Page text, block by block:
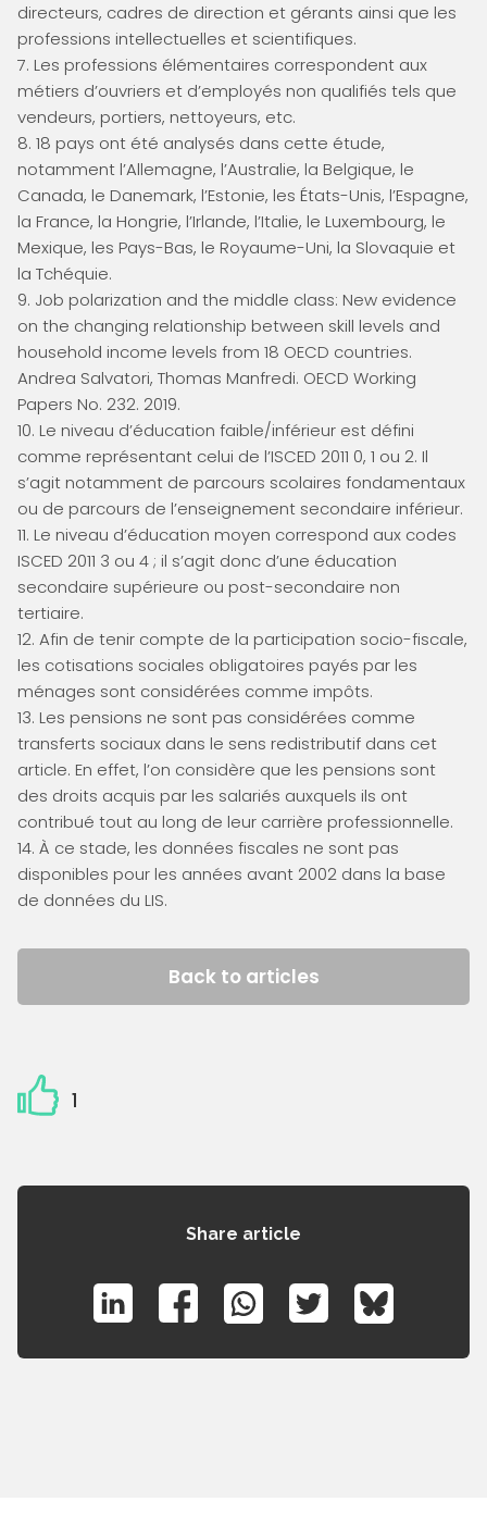
directeurs, cadres de direction et gérants ainsi que les
professions intellectuelles et scientifiques.
7. Les professions élémentaires correspondent aux
métiers d’ouvriers et d’employés non qualifiés tels que
vendeurs, portiers, nettoyeurs, etc.
8. 18 pays ont été analysés dans cette étude,
notamment l’Allemagne, l’Australie, la Belgique, le
Canada, le Danemark, l’Estonie, les États-Unis, l’Espagne,
la France, la Hongrie, l’Irlande, l’Italie, le Luxembourg, le
Mexique, les Pays-Bas, le Royaume-Uni, la Slovaquie et
la Tchéquie.
9. Job polarization and the middle class: New evidence
on the changing relationship between skill levels and
household income levels from 18 OECD countries.
Andrea Salvatori, Thomas Manfredi. OECD Working
Papers No. 232. 2019.
10. Le niveau d’éducation faible/inférieur est défini
comme représentant celui de l’ISCED 2011 0, 1 ou 2. Il
s’agit notamment de parcours scolaires fondamentaux
ou de parcours de l’enseignement secondaire inférieur.
11. Le niveau d’éducation moyen correspond aux codes
ISCED 2011 3 ou 4 ; il s’agit donc d’une éducation
secondaire supérieure ou post-secondaire non
tertiaire.
12. Afin de tenir compte de la participation socio-fiscale,
les cotisations sociales obligatoires payés par les
ménages sont considérées comme impôts.
13. Les pensions ne sont pas considérées comme
transferts sociaux dans le sens redistributif dans cet
article. En effet, l’on considère que les pensions sont
des droits acquis par les salariés auxquels ils ont
contribué tout au long de leur carrière professionnelle.
14. À ce stade, les données fiscales ne sont pas
disponibles pour les années avant 2002 dans la base
de données du LIS.
Back to articles
1
Share article